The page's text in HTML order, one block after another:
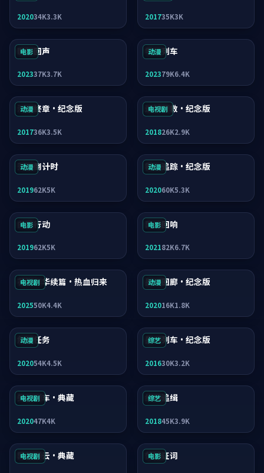
202034K3.3K 201735K3K
电影
断桥回声
202337K3.7K
动漫
零号列车
202379K6.4K
动漫
深海终章·纪念版
201736K3.5K
电视剧
迷城营救·纪念版
201826K2.9K
动漫
天际倒计时
201962K5K
动漫
雾岛追踪·纪念版
202060K5.3K
电影
白昼行动
201962K5K
电影
异境回响
202182K6.7K
电视剧
花样年华续篇·热血归来
202550K4.4K
动漫
星河回廊·纪念版
202016K1.8K
动漫
危城任务
202054K4.5K
综艺
星河列车·纪念版
201630K3.2K
电视剧
失控列车·典藏
202047K4K
综艺
终局追缉
201845K3.9K
电视剧
异境疑云·典藏 电影
焚城证词